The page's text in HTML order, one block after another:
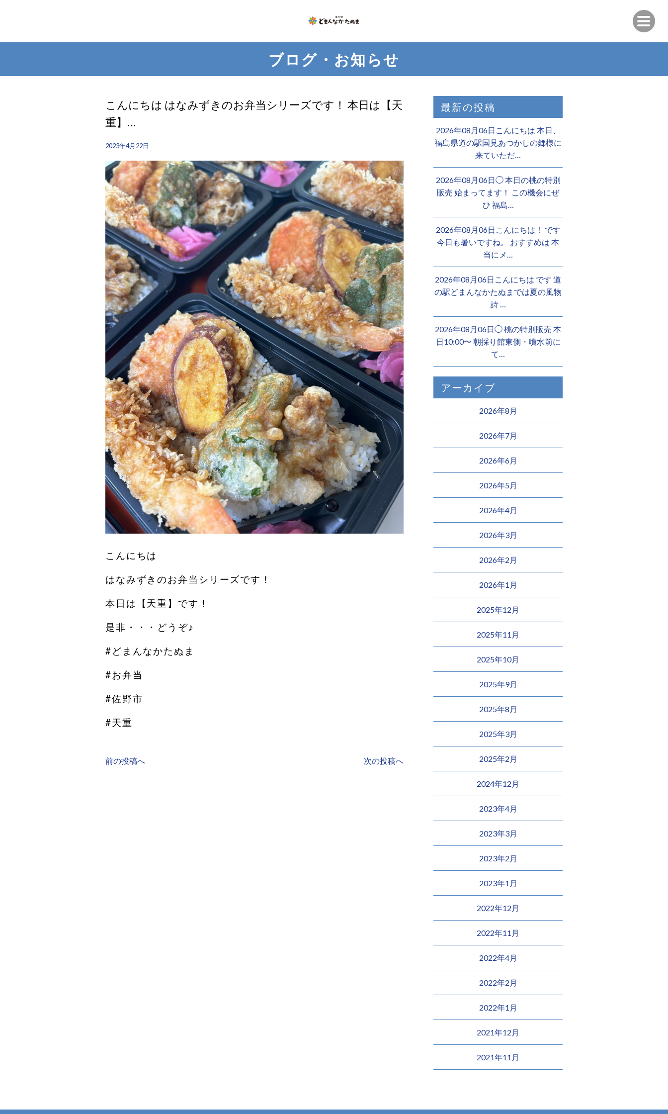
ブログ・お知らせ
こんにちは はなみずきのお弁当シリーズです！ 本日は【天
重】…
2023年4月22日
こんにちは
はなみずきのお弁当シリーズです！
本日は【天重】です！
是非・・・どうぞ♪
#どまんなかたぬま
#お弁当
#佐野市
#天重
前の投稿へ 次の投稿へ
最新の投稿
2026年08月06日こんにちは 本日、
福島県道の駅国見あつかしの郷様に
来ていただ…
2026年08月06日◯ 本日の桃の特別
販売 始まってます！ この機会にぜ
ひ 福島…
2026年08月06日こんにちは！ です
今日も暑いですね。 おすすめは 本
当にメ…
2026年08月06日こんにちは︎ です️ 道
の駅どまんなかたぬまでは夏の風物
詩 …
2026年08月06日◯ 桃の特別販売 本
日10:00〜 朝採り館東側・噴水前に
て…
アーカイブ
2026年8月
2026年7月
2026年6月
2026年5月
2026年4月
2026年3月
2026年2月
2026年1月
2025年12月
2025年11月
2025年10月
2025年9月
2025年8月
2025年3月
2025年2月
2024年12月
2023年4月
2023年3月
2023年2月
2023年1月
2022年12月
2022年11月
2022年4月
2022年2月
2022年1月
2021年12月
2021年11月